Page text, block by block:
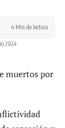
2024
4 Min de lectura
muertos por